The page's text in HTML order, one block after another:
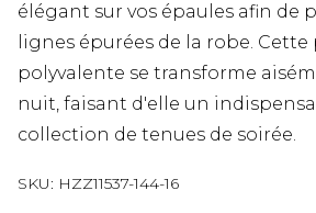
élégant sur vos épaules afin de
lignes épurées de la robe. Cette
polyvalente se transforme
nuit, faisant d'elle un
collection de tenues de soirée.
SKU: HZZ11537-144-16